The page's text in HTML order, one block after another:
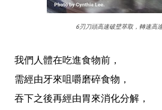
6刃刀頭高速破壁萃取，轉速高
我們人體在吃進食物前，
需經由牙來咀嚼磨碎食物，
吞下之後再經由胃來消化分解，